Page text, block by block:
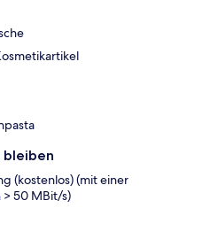
bleiben
(kostenlos) (mit einer
50 MBit/s)